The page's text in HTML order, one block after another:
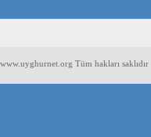
www.uyghurnet.org Tüm hakları saklıdır